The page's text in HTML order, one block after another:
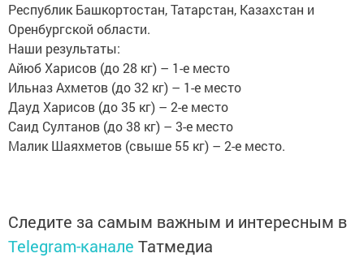
Республик Башкортостан, Татарстан, Казахстан и
Оренбургской области.
Наши результаты:
Айюб Харисов (до 28 кг) – 1-е место
Ильназ Ахметов (до 32 кг) – 1-е место
Дауд Харисов (до 35 кг) – 2-е место
Саид Султанов (до 38 кг) – 3-е место
Малик Шаяхметов (свыше 55 кг) – 2-е место.
Следите за самым важным и интересным в
Telegram-канале Татмедиа